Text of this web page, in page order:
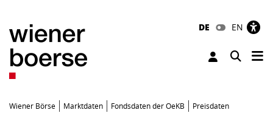
DE EN
Toggle
Wiener Börse Marktdaten Fondsdaten der OeKB Preisdaten